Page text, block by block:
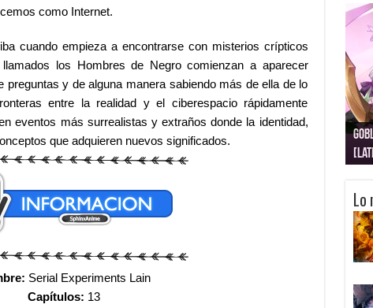
como Internet.
cuando empieza a encontrarse con misterios crípticos
los Hombres de Negro comienzan a aparecer
preguntas y de alguna manera sabiendo más de ella de lo
entre la realidad y el ciberespacio rápidamente
eventos más surrealistas y extraños donde la identidad,
que adquieren nuevos significados.
Serial Experiments Lain
Capítulos: 13
Lo